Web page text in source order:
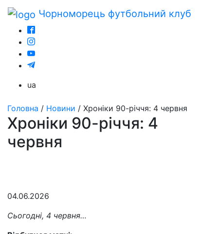
Чорноморець футбольний клуб
ua
Головна / Новини / Хроніки 90-річчя: 4 червня
Хроніки 90-річчя: 4
червня
04.06.2026
Сьогодні, 4 червня…